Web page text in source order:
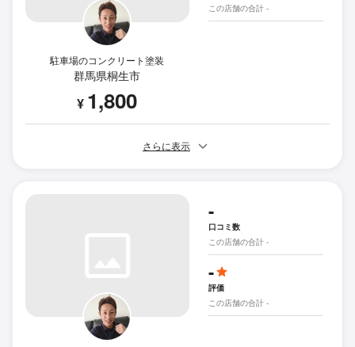
駐車場のコンクリート塗装
群馬県桐生市
¥ 1,800
この店舗の合計 -
さらに表示
-
口コミ数
この店舗の合計 -
-
評価
この店舗の合計 -